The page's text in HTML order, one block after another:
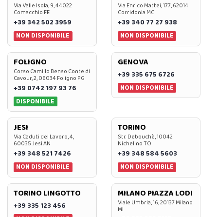
Via Valle Isola, 9, 44022
Comacchio FE
+39 342 502 3959
NON DISPONIBILE
Via Enrico Mattei, 177, 62014
Corridonia MC
+39 340 77 27 938
NON DISPONIBILE
FOLIGNO
Corso Camillo Benso Conte di
Cavour, 2, 06034 Foligno PG
+39 0742 197 93 76
DISPONIBILE
GENOVA
+39 335 675 6726
NON DISPONIBILE
JESI
Via Caduti del Lavoro, 4,
60035 Jesi AN
+39 348 521 7426
NON DISPONIBILE
TORINO
Str. Debouchè, 10042
Nichelino TO
+39 348 584 5603
NON DISPONIBILE
TORINO LINGOTTO
+39 335 123 456
MILANO PIAZZA LODI
Viale Umbria, 16, 20137 Milano
MI